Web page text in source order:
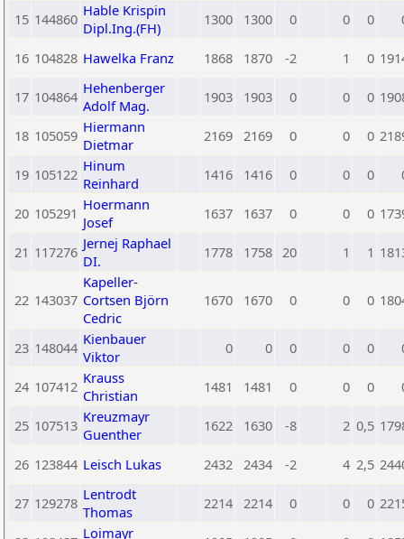
15 144860 Hable Krispin
Dipl.Ing.(FH)
1300 1300 0 0 0
16 104828 Hawelka Franz 1868 1870 -2 1 0
17 104864 Hehenberger
Adolf Mag.
1903 1903 0 0 0
18 105059 Hiermann
Dietmar
2169 2169 0 0 0
19 105122 Hinum
Reinhard
1416 1416 0 0 0
20 105291 Hoermann
Josef
1637 1637 0 0 0
21 117276 Jernej Raphael
DI.
1778 1758 20 1 1
22 143037
Kapeller-
Cortsen Björn
Cedric
1670 1670 0 0 0
23 148044 Kienbauer
Viktor
0 0 0 0 0
24 107412 Krauss
Christian
1481 1481 0 0 0
25 107513 Kreuzmayr
Guenther
1622 1630 -8 2 0,5
26 123844 Leisch Lukas 2432 2434 -2 4 2,5
27 129278 Lentrodt
Thomas
2214 2214 0 0 0
Loimayr